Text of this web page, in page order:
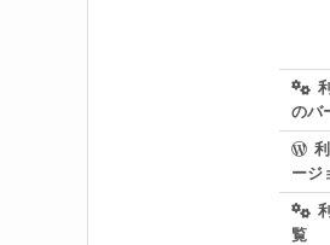
のバ
ージ
覧